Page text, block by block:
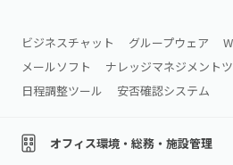
ビジネスチャット グループウェア
メールソフト
ナレッジマネジメント
日程調整ツール
安否確認システム
オフィス環境・総務・施設管理